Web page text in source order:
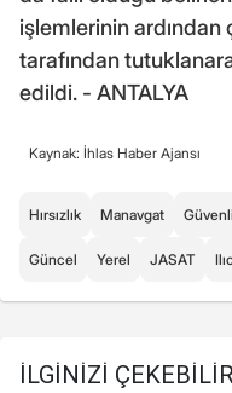
işlemlerinin ardından
tarafından
edildi. - ANTALYA
Kaynak: İhlas Haber Ajansı
Hırsızlık Manavgat
Güncel Yerel JASAT